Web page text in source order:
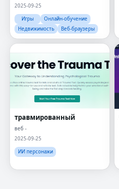
2025-09-25
Игры
Онлайн-обучение
Недвижимость
Веб-браузеры
травмированный
веб -
2025-09-25
ИИ персонажи